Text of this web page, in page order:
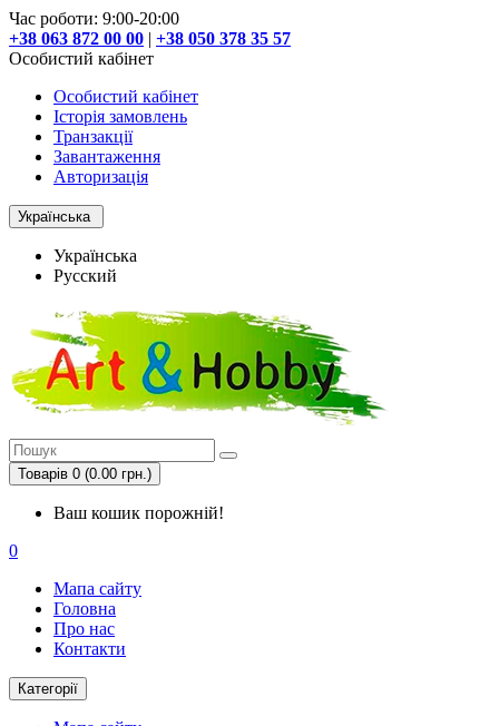
Час роботи: 9:00-20:00
+38 063 872 00 00 | +38 050 378 35 57
Особистий кабінет
Особистий кабінет
Історія замовлень
Транзакції
Завантаження
Авторизація
Українська
Українська
Русский
Товарів 0 (0.00 грн.)
Ваш кошик порожній!
0
Мапа сайту
Головна
Про нас
Контакти
Категорії